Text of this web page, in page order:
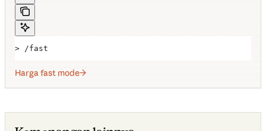
> /fast
Harga fast mode